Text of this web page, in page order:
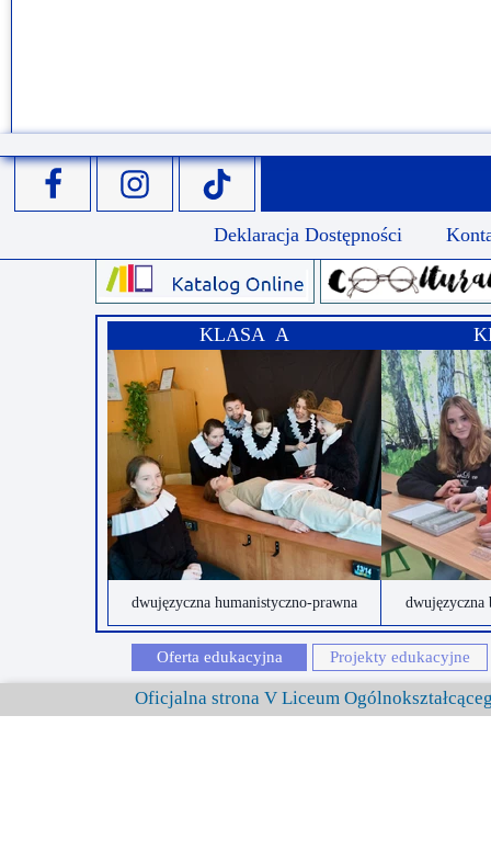
KLASA A
dwujęzyczna
dwujęzyczna humanistyczno-prawna
Deklaracja Dostępności
Projekty edukacyjne
Oferta edukacyjna
Oficjalna strona V Liceum